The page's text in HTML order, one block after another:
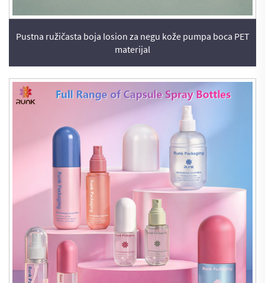
Pustna ružičasta boja losion za negu kože pumpa boca PET
materijal